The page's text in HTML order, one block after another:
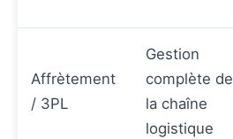
Affrètement
/ 3PL
Gestion
complète de
la chaîne
logistique